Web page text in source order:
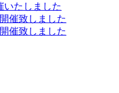
いたしました
催致しました
催致しました